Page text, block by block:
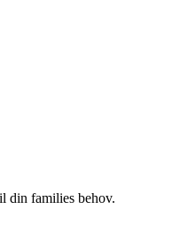
din families behov.